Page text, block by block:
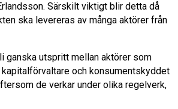
Särskilt viktigt blir detta då
ska levereras av många aktörer från
ganska utspritt mellan aktörer som
kapitalförvaltare och konsumentskyddet
de verkar under olika regelverk,